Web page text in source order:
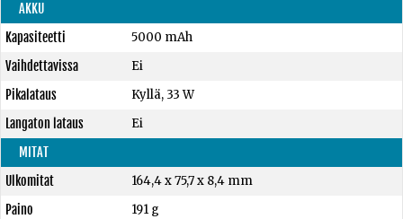
AKKU
Kapasiteetti
5000 mAh
Vaihdettavissa
Ei
Pikalataus
Kyllä, 33 W
Langaton lataus
Ei
MITAT
Ulkomitat
164,4 x 75,7 x 8,4 mm
Paino
191 g